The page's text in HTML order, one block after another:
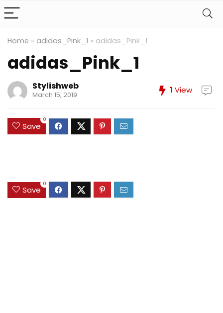
Home » adidas_Pink_1 » adidas_Pink_1
adidas_Pink_1
Stylishweb
March 15, 2019 1 View
Save
0
Save
0